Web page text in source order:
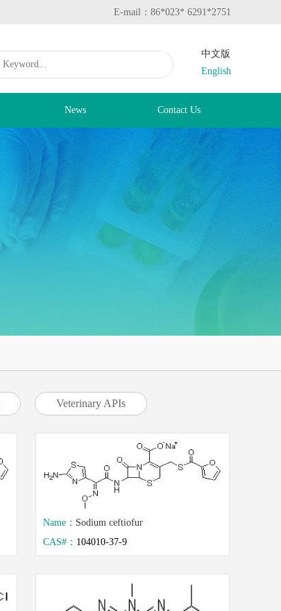
E-mail：86*023* 6291*2751
中文版
English
News Contact Us
Veterinary APIs
Name： Sodium ceftiofur
CAS#： 104010-37-9